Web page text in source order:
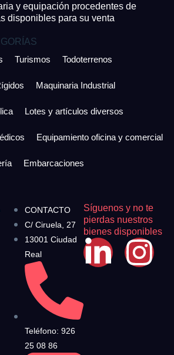
y equipación procedentes de
disponibles para su venta
CONTACTO
C/ Ciruela, 27
13001 Ciudad
Real
Teléfono: 926
25 08 86
Síguenos y no te
pierdas nuestros
bienes disponibles
Turismos Todoterrenos
Maquinaria Industrial
Lotes y artículos diversos
Equipamiento oficina y comercial
Embarcaciones